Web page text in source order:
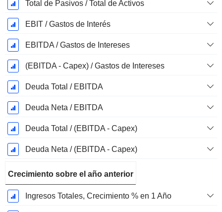
Total de Pasivos / Total de Activos
EBIT / Gastos de Interés
EBITDA / Gastos de Intereses
(EBITDA - Capex) / Gastos de Intereses
Deuda Total / EBITDA
Deuda Neta / EBITDA
Deuda Total / (EBITDA - Capex)
Deuda Neta / (EBITDA - Capex)
Crecimiento sobre el año anterior
Ingresos Totales, Crecimiento % en 1 Año